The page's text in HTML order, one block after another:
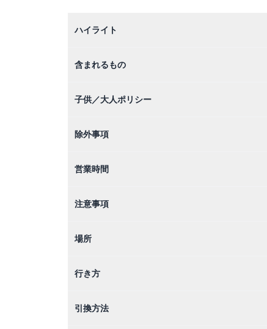
ハイライト
含まれるもの
子供／大人ポリシー
除外事項
営業時間
注意事項
場所
行き方
引換方法